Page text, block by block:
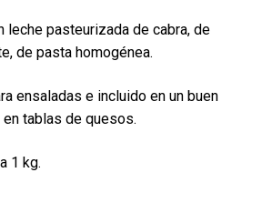
leche pasteurizada de cabra, de
de pasta homogénea.
ensaladas e incluido en un buen
tablas de quesos.
1 kg.